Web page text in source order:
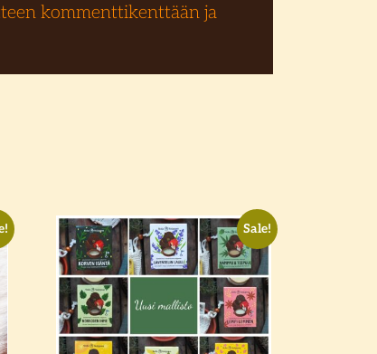
kommenttikenttään ja
Sale!